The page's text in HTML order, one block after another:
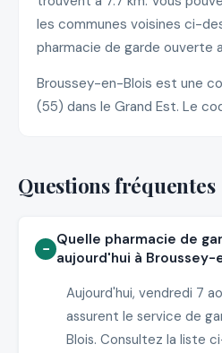
les communes voisines ci-
pharmacie de garde ouverte
Broussey-en-Blois est une
(55) dans le Grand Est. Le
Questions fréquentes
Quelle pharmacie de
aujourd'hui à Broussey-
Aujourd'hui, vendredi 7
assurent le service de
Blois. Consultez la liste